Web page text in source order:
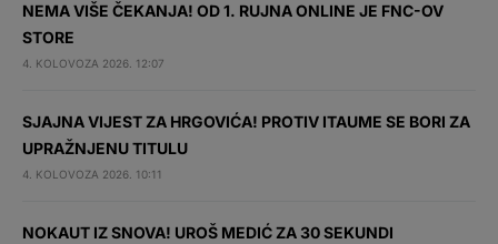
NEMA VIŠE ČEKANJA! OD 1. RUJNA ONLINE JE FNC-OV
STORE
4. KOLOVOZA 2026. 12:07
SJAJNA VIJEST ZA HRGOVIĆA! PROTIV ITAUME SE BORI ZA
UPRAŽNJENU TITULU
4. KOLOVOZA 2026. 10:11
NOKAUT IZ SNOVA! UROŠ MEDIĆ ZA 30 SEKUNDI